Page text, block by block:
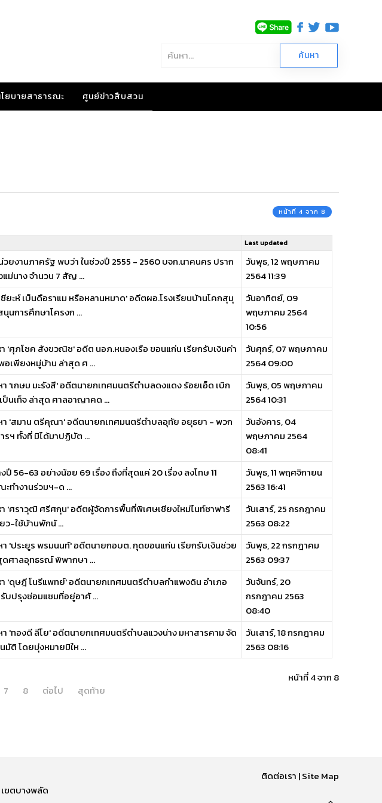
ยบายสาธารณะ ศูนย์ข่าวสืบสวน
หน้าที่ 4 จาก 8
Last updated
ยงานภาครัฐ พบว่า ในช่วงปี 2555 - 2560 บจก.นาคนคร ปราก
นาง จำนวน 7 สัญ ...
วันพุธ, 12 พฤษภาคม
2564 11:39
ะห์ เบ็นดือราแม หรือหลานหมาด' อดีตผอ.โรงเรียนบ้านโคกสุมุ
นการศึกษาโครงก ...
วันอาทิตย์, 09
พฤษภาคม 2564
10:56
'ศุภโชค สังขวณิช​' อดีต นอภ.หนองเรือ ขอนแก่น เรียกรับเงินค่า
เพียงหมู่บ้าน ล่าสุด ศ ...
วันศุกร์, 07 พฤษภาคม
2564 09:00
'เกษม มะรังสี' อดีตนายกเทศมนตรีตำบลดงแดง ร้อยเอ็ด เบิก
ป็นเท็จ ล่าสุด ศาลอาญาคด ...
วันพุธ, 05 พฤษภาคม
2564 10:31
'สมาน ตรีคุณา' อดีตนายกเทศมนตรีตำบลอุทัย อยุธยา - พวก
รฯ ทั้งที่ มิได้มาปฏิบัต ...
วันอังคาร, 04
พฤษภาคม 2564
08:41
56-63 อย่างน้อย 69 เรื่อง ถึงที่สุดแค่ 20 เรื่อง ลงโทษ 11
ทำงานร่วมฯ-ด ...
วันพุธ, 11 พฤศจิกายน
2563 16:41
'ศราวุฒิ ศรีศกุน' อดีตผู้จัดการพื้นที่พิเศษเชียงใหม่ไนท์ซาฟารี
ว-ใช้บ้านพักนั ...
วันเสาร์, 25 กรกฎาคม
2563 08:22
'ประยูร พรมนนท์' อดีตนายกอบต. กุดขอนแก่น เรียกรับเงินช่วย
ศาลอุทธรณ์ พิพากษา ...
วันพุธ, 22 กรกฎาคม
2563 09:37
'ดุษฎี โนรีแพทย์' อดีตนายกเทศมนตรีตำบลกำแพงดิน อำเภอ
บปรุงซ่อมแซมที่อยู่อาศั ...
วันจันทร์, 20
กรกฎาคม 2563
08:40
'ทองดี ลีโย' อดีตนายกเทศมนตรีตำบลแวงน่าง มหาสารคาม จัด
ติ โดยมุ่งหมายมิให ...
วันเสาร์, 18 กรกฎาคม
2563 08:16
หน้าที่ 4 จาก 8
7 8 ต่อไป สุดท้าย
เขตบางพลัด
ติดต่อเรา |Site Map